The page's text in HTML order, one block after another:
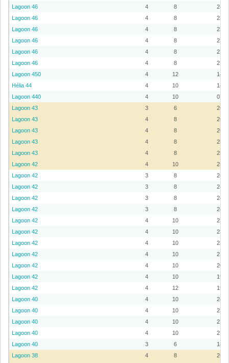
Lagoon 46 4 8
24
Lagoon 46
4 8
23
Lagoon 46
4 8
23
Lagoon 46
4 8
23
Lagoon 46
4 8
22
Lagoon 46
4 8
21
Lagoon 450
4 12
14
Hélia 44
4 10
14
Lagoon 440
4 10
07
Lagoon 43
3 6
26
Lagoon 43
4 8
26
Lagoon 43
4 8
26
Lagoon 43
4 8
25
Lagoon 43
4 8
25
Lagoon 42
4 10
25
Lagoon 42
3 8
24
Lagoon 42
3 8
24
Lagoon 42
3 8
24
Lagoon 42
3 8
24
Lagoon 42
4 10
23
Lagoon 42
4 10
23
Lagoon 42
4 10
23
Lagoon 42
4 10
21
Lagoon 42
4 10
20
Lagoon 42
4 10
19
Lagoon 42
4 12
19
Lagoon 40
4 10
24
Lagoon 40
4 10
23
Lagoon 40
4 10
22
Lagoon 40
4 10
21
Lagoon 40
3 6
18
Lagoon 38
4 8
26